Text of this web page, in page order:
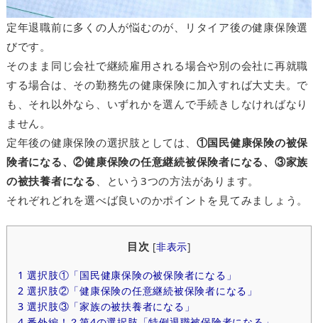
定年退職前に多くの人が悩むのが、リタイア後の健康保険選
びです。
そのまま同じ会社で継続雇用される場合や別の会社に再就職
する場合は、その勤務先の健康保険に加入すれば大丈夫。で
も、それ以外なら、いずれかを選んで手続きしなければなり
ません。
定年後の健康保険の選択肢としては、 ①国民健康保険の被保
険者になる、②健康保険の任意継続被保険者になる、③家族
の被扶養者になる 、という3つの方法があります。
それぞれどれを選べば良いのかポイントを見てみましょう。
目次 [非表示]
1 選択肢①「国民健康保険の被保険者になる」
2 選択肢②「健康保険の任意継続被保険者になる」
3 選択肢③「家族の被扶養者になる」